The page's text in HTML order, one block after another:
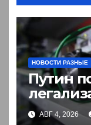
НОВОСТИ РАЗНЫЕ
Путин
в АВГ 4, 2026